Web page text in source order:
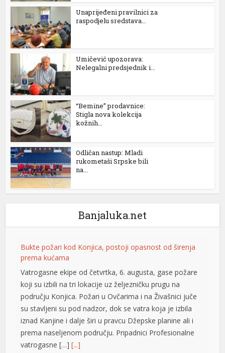
Unaprijeđeni pravilnici za
raspodjelu sredstava...
Umičević upozorava:
Nelegalni predsjednik i...
“Bemine” prodavnice:
Stigla nova kolekcija
kožnih...
Odličan nastup: Mladi
rukometaši Srpske bili
na...
Banjaluka.net
Bukte požari kod Konjica, postoji opasnost od širenja
prema kućama
Vatrogasne ekipe od četvrtka, 6. augusta, gase požare
koji su izbili na tri lokacije uz željezničku prugu na
području Konjica. Požari u Ovčarima i na Živašnici juče
su stavljeni su pod nadzor, dok se vatra koja je izbila
iznad Kanjine i dalje širi u pravcu Džepske planine ali i
prema naseljenom području. Pripadnici Profesionalne
vatrogasne […][...]